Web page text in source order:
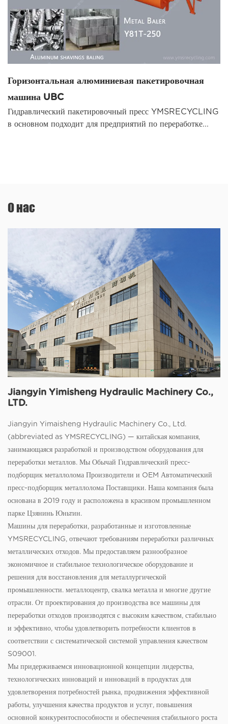
Горизонтальная алюминиевая пакетировочная
машина UBC
Гидравлический пакетировочный пресс YMSRECYCLING
в основном подходит для предприятий по переработке...
О нас
Jiangyin Yimisheng Hydraulic Machinery Co.,
LTD.
Jiangyin Yimaisheng Hydraulic Machinery Co., Ltd.
(abbreviated as YMSRECYCLING) — китайская компания,
занимающаяся разработкой и производством оборудования для
переработки металлов. Мы Обычай Гидравлический пресс-
подборщик металлолома Производители и OEM Автоматический
пресс-подборщик металлолома Поставщики. Наша компания была
основана в 2019 году и расположена в красивом промышленном
парке Цзянинь Юньтин.
Машины для переработки, разработанные и изготовленные
YMSRECYCLING, отвечают требованиям переработки различных
металлических отходов. Мы предоставляем разнообразное
экономичное и стабильное технологическое оборудование и
решения для восстановления для металлургической
промышленности. металлоцентр, свалка металла и многие другие
отрасли. От проектирования до производства все машины для
переработки отходов производятся с высоким качеством, стабильно
и эффективно, чтобы удовлетворить потребности клиентов в
соответствии с систематической системой управления качеством
S09001.
Мы придерживаемся инновационной концепции лидерства,
технологических инноваций и инноваций в продуктах для
удовлетворения потребностей рынка, продвижения эффективной
работы, улучшения качества продуктов и услуг, повышения
основной конкурентоспособности и обеспечения стабильного роста